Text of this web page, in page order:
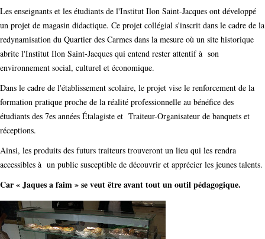
Les enseignants et les étudiants de l'Institut Ilon Saint-Jacques ont développé
un projet de magasin didactique. Ce projet collégial s'inscrit dans le cadre de la
redynamisation du Quartier des Carmes dans la mesure où un site historique
abrite l'Institut Ilon Saint-Jacques qui entend rester attentif à son
environnement social, culturel et économique.
Dans le cadre de l'établissement scolaire, le projet vise le renforcement de la
formation pratique proche de la réalité professionnelle au bénéfice des
étudiants des 7es années Étalagiste et Traiteur-Organisateur de banquets et
réceptions.
Ainsi, les produits des futurs traiteurs trouveront un lieu qui les rendra
accessibles à un public susceptible de découvrir et apprécier les jeunes talents.
Car « Jaques a faim » se veut être avant tout un outil pédagogique.